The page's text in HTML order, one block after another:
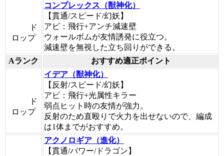
ド
ロップ
コンプレックス（獣神化）
【貫通/スピード/幻妖】
アビ：飛行+アンチ減速壁
ウォールボムが友情誘発に役立つ。
減速壁を無視した立ち回りができる。
Aランク
おすすめ適正ポイント
ド
ロップ
イデア（獣神化）
【反射/スピード/幻妖】
アビ：飛行+光属性キラー
弱点ヒット時の友情が強力。
反射のため直殴りで火力を出せないので、編成
は1体までがおすすめ。
アクノロギア（進化）
【貫通/パワー/ドラゴン】